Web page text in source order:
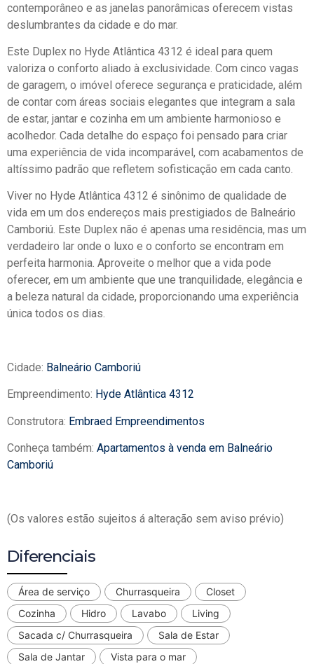
contemporâneo e as janelas panorâmicas oferecem vistas
deslumbrantes da cidade e do mar.
Este Duplex no Hyde Atlântica 4312 é ideal para quem
valoriza o conforto aliado à exclusividade. Com cinco vagas
de garagem, o imóvel oferece segurança e praticidade, além
de contar com áreas sociais elegantes que integram a sala
de estar, jantar e cozinha em um ambiente harmonioso e
acolhedor. Cada detalhe do espaço foi pensado para criar
uma experiência de vida incomparável, com acabamentos de
altíssimo padrão que refletem sofisticação em cada canto.
Viver no Hyde Atlântica 4312 é sinônimo de qualidade de
vida em um dos endereços mais prestigiados de Balneário
Camboriú. Este Duplex não é apenas uma residência, mas um
verdadeiro lar onde o luxo e o conforto se encontram em
perfeita harmonia. Aproveite o melhor que a vida pode
oferecer, em um ambiente que une tranquilidade, elegância e
a beleza natural da cidade, proporcionando uma experiência
única todos os dias.
Cidade: Balneário Camboriú
Empreendimento: Hyde Atlântica 4312
Construtora: Embraed Empreendimentos
Conheça também: Apartamentos à venda em Balneário
Camboriú
(Os valores estão sujeitos á alteração sem aviso prévio)
Diferenciais
Área de serviço Churrasqueira
Closet
Cozinha
Hidro Lavabo
Living
Sacada c/ Churrasqueira
Sala de Estar
Sala de Jantar
Vista para o mar